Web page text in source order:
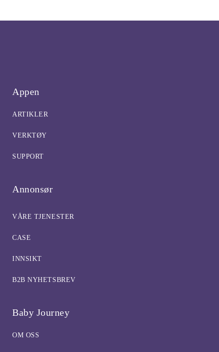
Appen
ARTIKLER
VERKTØY
SUPPORT
Annonsør
VÅRE TJENESTER
CASE
INNSIKT
B2B NYHETSBREV
Baby Journey
OM OSS